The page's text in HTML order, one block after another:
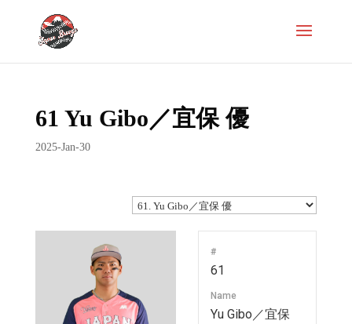
61 Yu Gibo／宜保 優
2025-Jan-30
#
61
Name
Yu Gibo／宜保